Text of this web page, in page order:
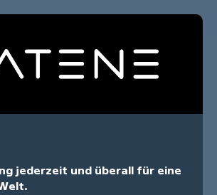
jederzeit und überall für eine